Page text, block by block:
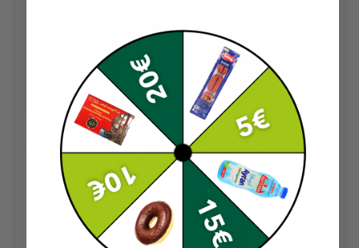
Egetürk Pinar Sosis 250g
250g